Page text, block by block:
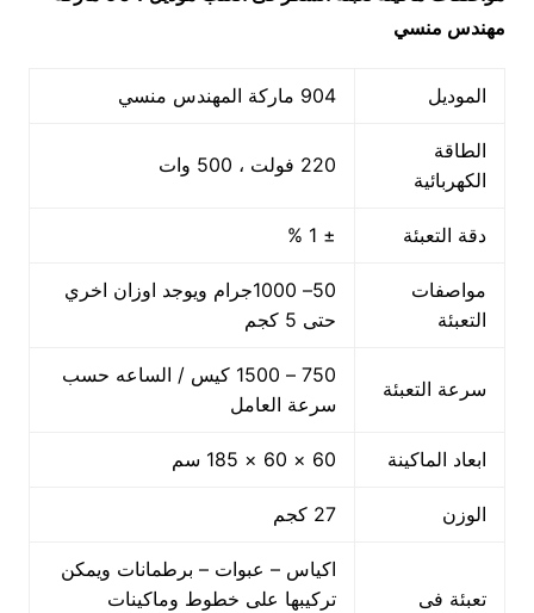
مهندس منسي
الموديل 904 ماركة المهندس منسي
الطاقة
الكهربائية
220 فولت ، 500 وات
دقة التعبئة ± 1 %
مواصفات
التعبئة
50– 1000جرام ويوجد اوزان اخري
حتى 5 كجم
سرعة التعبئة
750 – 1500 كيس / الساعه حسب
سرعة العامل
ابعاد الماكينة 60 × 60 × 185 سم
الوزن 27 كجم
تعبئة فى
اكياس – عبوات – برطمانات ويمكن
تركيبها على خطوط وماكينات